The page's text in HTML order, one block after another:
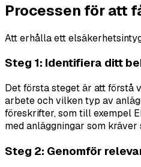
Processen för att
Att erhålla ett
Steg 1: Identifiera ditt
Det första steget är att förstå
arbete och vilken typ av
föreskrifter, som till exempel
med anläggningar som
Steg 2: Genomför